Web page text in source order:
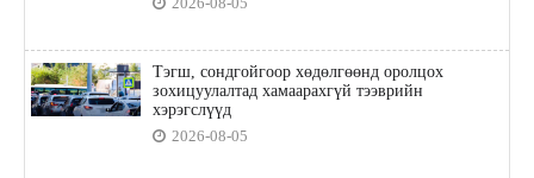
Тэгш, сондгойгоор хөдөлгөөнд оролцох
зохицуулалтад хамаарахгүй тээврийн
хэрэгслүүд
2026-08-05